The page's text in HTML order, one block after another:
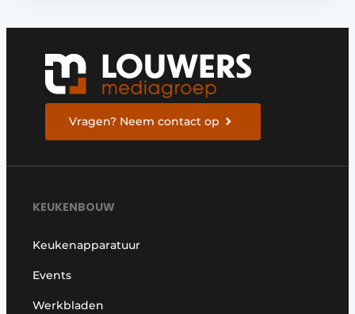
Vragen? Neem contact op
KEUKENBOUW
Keukenapparatuur
Events
Werkbladen